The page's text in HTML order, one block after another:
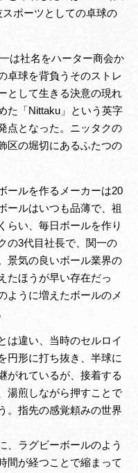
ポーツとしての卓球の
は社名をハーター商会か
卓球を背負うそのストレ
として生きる決意の現れ
た「Nittaku」という英字
点となった。ニッタクの
区の堀切にあるふたつの
ールを作るメーカーは20
ールはいつも品薄で、祖
らい、毎日ボールを作り
の3代目社長で、関一の
景気の良いボール業界の
たほうが早い存在だっ
ように増えたボールのメ
は違い、当時のセルロイ
円形に打ち抜き、半球に
がれているが、接着する
湯煎しながら押すことで
。指先の感覚頼みの世界
ラグビーボールのよう
間が経つことで縮まって